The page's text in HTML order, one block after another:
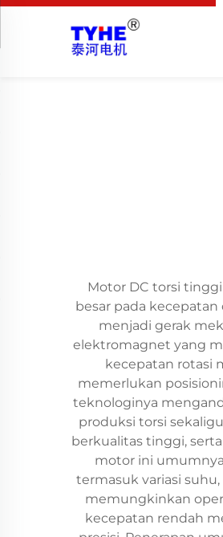
Motor DC torsi
besar pada
menjadi gerak
elektromagnet yang
kecepatan rotasi
memerlukan
teknologinya
produksi torsi
berkualitas tinggi,
motor ini
termasuk variasi
memungkinkan
kecepatan rendah